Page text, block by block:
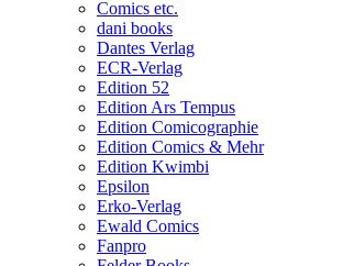
Comics etc.
dani books
Dantes Verlag
ECR-Verlag
Edition 52
Edition Ars Tempus
Edition Comicographie
Edition Comics & Mehr
Edition Kwimbi
Epsilon
Erko-Verlag
Ewald Comics
Fanpro